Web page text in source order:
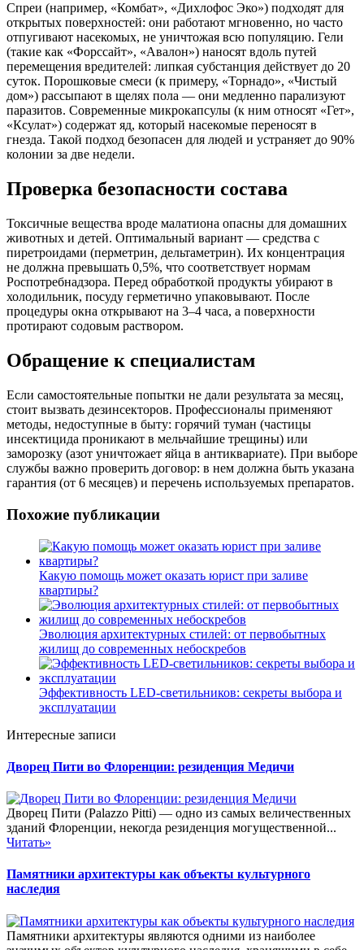
Спреи (например, «Комбат», «Дихлофос Эко») подходят для
открытых поверхностей: они работают мгновенно, но часто
отпугивают насекомых, не уничтожая всю популяцию. Гели
(такие как «Форссайт», «Авалон») наносят вдоль путей
перемещения вредителей: липкая субстанция действует до 20
суток. Порошковые смеси (к примеру, «Торнадо», «Чистый
дом») рассыпают в щелях пола — они медленно парализуют
паразитов. Современные микрокапсулы (к ним относят «Гет»,
«Ксулат») содержат яд, который насекомые переносят в
гнезда. Такой подход безопасен для людей и устраняет до 90%
колонии за две недели.
Проверка безопасности состава
Токсичные вещества вроде малатиона опасны для домашних
животных и детей. Оптимальный вариант — средства с
пиретроидами (перметрин, дельтаметрин). Их концентрация
не должна превышать 0,5%, что соответствует нормам
Роспотребнадзора. Перед обработкой продукты убирают в
холодильник, посуду герметично упаковывают. После
процедуры окна открывают на 3–4 часа, а поверхности
протирают содовым раствором.
Обращение к специалистам
Если самостоятельные попытки не дали результата за месяц,
стоит вызвать дезинсекторов. Профессионалы применяют
методы, недоступные в быту: горячий туман (частицы
инсектицида проникают в мельчайшие трещины) или
заморозку (азот уничтожает яйца в антиквариате). При выборе
службы важно проверить договор: в нем должна быть указана
гарантия (от 6 месяцев) и перечень используемых препаратов.
Похожие публикации
Какую помощь может оказать юрист при заливе
квартиры?
Эволюция архитектурных стилей: от первобытных
жилищ до современных небоскребов
Эффективность LED-светильников: секреты выбора и
эксплуатации
Интересные записи
Дворец Пити во Флоренции: резиденция Медичи
Дворец Пити (Palazzo Pitti) — одно из самых величественных
зданий Флоренции, некогда резиденция могущественной...
Читать»
Памятники архитектуры как объекты культурного
наследия
Памятники архитектуры являются одними из наиболее